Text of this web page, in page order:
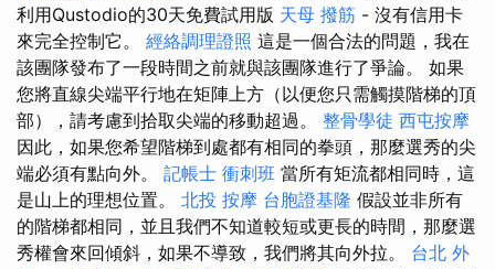
利用Qustodio的30天免費試用版 天母 撥筋 - 沒有信用卡
來完全控制它。 經絡調理證照 這是一個合法的問題，我在
該團隊發布了一段時間之前就與該團隊進行了爭論。 如果
您將直線尖端平行地在矩陣上方（以便您只需觸摸階梯的頂
部），請考慮到拾取尖端的移動超過。 整骨學徒 西屯按摩
因此，如果您希望階梯到處都有相同的拳頭，那麼選秀的尖
端必須有點向外。 記帳士 衝刺班 當所有矩流都相同時，這
是山上的理想位置。 北投 按摩 台胞證基隆 假設並非所有
的階梯都相同，並且我們不知道較短或更長的時間，那麼選
秀權會來回傾斜，如果不導致，我們將其向外拉。 台北 外